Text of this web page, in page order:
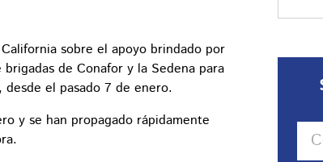
sobre el apoyo brindado por
de Conafor y la Sedena para
el pasado 7 de enero.
y se han propagado rápidamente